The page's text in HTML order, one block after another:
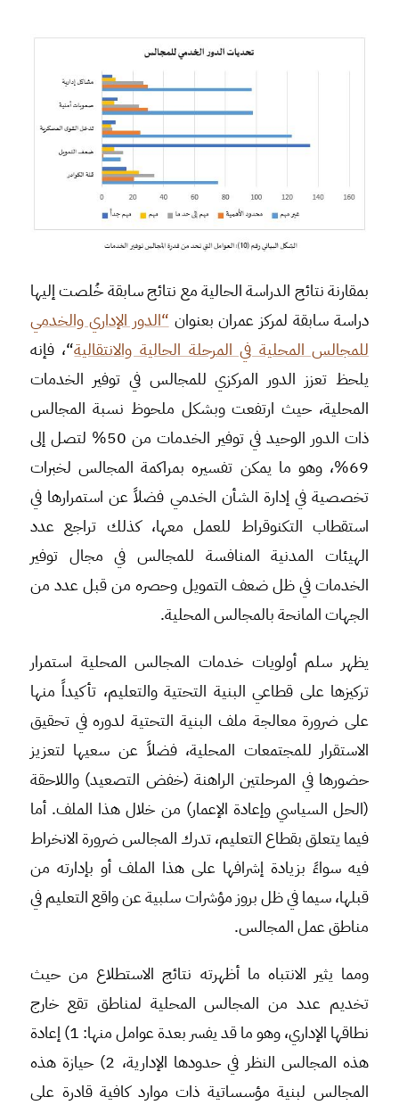
بمقارنة نتائج الدراسة الحالية مع نتائج سابقة خُلصت إليها
دراسة سابقة لمركز عمران بعنوان“الدور الإداري والخدمي
للمجالس المحلية في المرحلة الحالية والانتقالية“، فإنه
يلحظ تعزز الدور المركزي للمجالس في توفير الخدمات
المحلية، حيث ارتفعت وبشكل ملحوظ نسبة المجالس
ذات الدور الوحيد في توفير الخدمات من 50% لتصل إلى
69%، وهو ما يمكن تفسيره بمراكمة المجالس لخبرات
تخصصية في إدارة الشأن الخدمي فضلاً عن استمرارها في
استقطاب التكنوقراط للعمل معها، كذلك تراجع عدد
الهيئات المدنية المنافسة للمجالس في مجال توفير
الخدمات في ظل ضعف التمويل وحصره من قبل عدد من
الجهات المانحة بالمجالس المحلية.
يظهر سلم أولويات خدمات المجالس المحلية استمرار
تركيزها على قطاعي البنية التحتية والتعليم، تأكيداً منها
على ضرورة معالجة ملف البنية التحتية لدوره في تحقيق
الاستقرار للمجتمعات المحلية، فضلاً عن سعيها لتعزيز
حضورها في المرحلتين الراهنة (خفض التصعيد) واللاحقة
(الحل السياسي وإعادة الإعمار) من خلال هذا الملف. أما
فيما يتعلق بقطاع التعليم، تدرك المجالس ضرورة الانخراط
فيه سواءً بزيادة إشرافها على هذا الملف أو بإدارته من
قبلها، سيما في ظل بروز مؤشرات سلبية عن واقع التعليم في
مناطق عمل المجالس.
ومما يثير الانتباه ما أظهرته نتائج الاستطلاع من حيث
تخديم عدد من المجالس المحلية لمناطق تقع خارج
نطاقها الإداري، وهو ما قد يفسر بعدة عوامل منها: 1) إعادة
هذه المجالس النظر في حدودها الإدارية، 2) حيازة هذه
المجالس لبنية مؤسساتية ذات موارد كافية قادرة على